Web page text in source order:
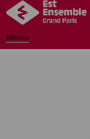
Billetterie